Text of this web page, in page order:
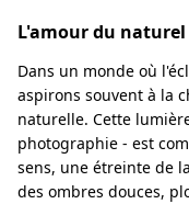
L'amour du naturel
Dans un monde où
aspirons souvent à la
naturelle. Cette
photographie - est
sens, une étreinte de
des ombres douces,